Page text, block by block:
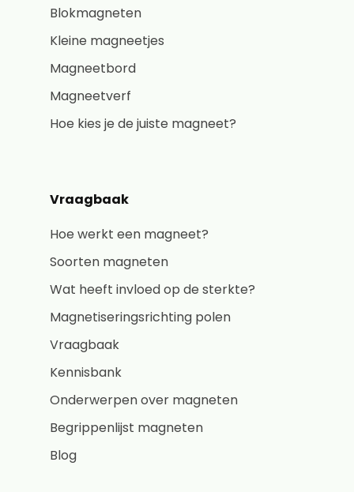
Blokmagneten
Kleine magneetjes
Magneetbord
Magneetverf
Hoe kies je de juiste magneet?
Vraagbaak
Hoe werkt een magneet?
Soorten magneten
Wat heeft invloed op de sterkte?
Magnetiseringsrichting polen
Vraagbaak
Kennisbank
Onderwerpen over magneten
Begrippenlijst magneten
Blog